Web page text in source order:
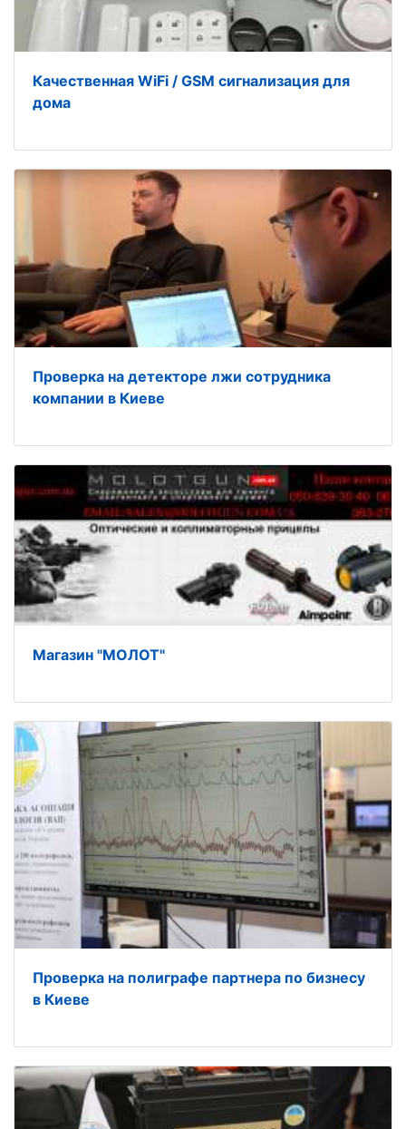
Качественная WiFi / GSM сигнализация для
дома
Проверка на детекторе лжи сотрудника
компании в Киеве
Магазин "МОЛОТ"
Проверка на полиграфе партнера по бизнесу
в Киеве